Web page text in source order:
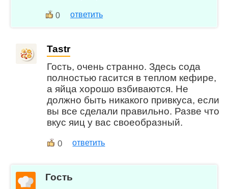
0 ответить
Tastr
Гость, очень странно. Здесь сода
полностью гасится в теплом кефире,
а яйца хорошо взбиваются. Не
должно быть никакого привкуса, если
вы все сделали правильно. Разве что
вкус яиц у вас своеобразный.
0 ответить
Гость